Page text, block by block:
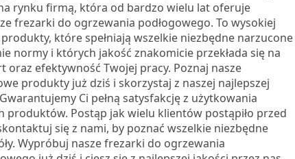
rynku firmą, która od bardzo wielu lat oferuje
frezarki do ogrzewania podłogowego. To wysokiej
które spełniają wszelkie niezbędne narzucone
normy i których jakość znakomicie przekłada się na
oraz efektywność Twojej pracy. Poznaj nasze
produkty już dziś i skorzystaj z naszej najlepszej
Ci pełną satysfakcję z użytkowania
produktów. Postąp jak wielu klientów postąpiło przed
się z nami, by poznać wszelkie niezbędne
Wypróbuj nasze frezarki do ogrzewania